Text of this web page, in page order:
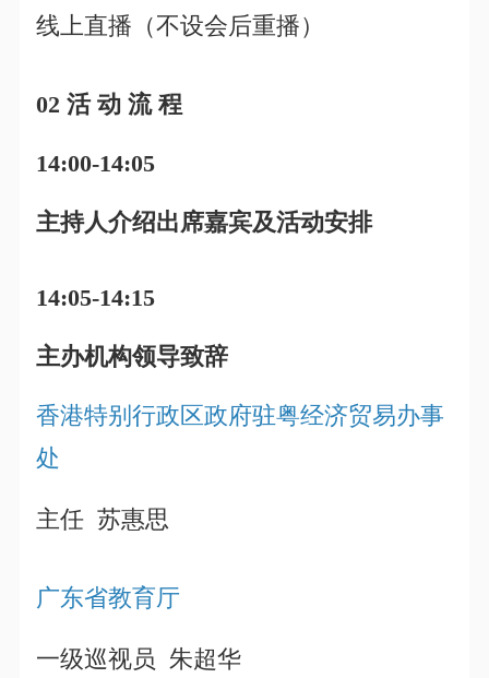
线上直播（不设会后重播）
02 活 动 流 程
14:00-14:05
主持人介绍出席嘉宾及活动安排
14:05-14:15
主办机构领导致辞
香港特别行政区政府驻粤经济贸易办事
处
主任 苏惠思
广东省教育厅
一级巡视员 朱超华